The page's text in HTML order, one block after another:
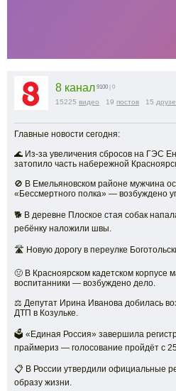
8 канал 9100 | 0
15225 видео 19 постов 15
Главные новости сегодня:
🌊 Из-за увеличения сбросов на ГЭС
затопило часть набережной
🚫 В Емельяновском районе мужчина
«Бессмертного полка» — возбуждено
🐕 В деревне Плоское стая собак
ребёнку наложили швы.
🛣️ Новую дорогу в переулке
🤢 В Красноярском кадетском корпусе
воспитанники — возбуждено дело.
⚖️ Депутат Ирина Иванова добилась
ДТП в Козульке.
🗳️ «Единая Россия» завершила
праймериз — голосование пройдёт с
📋 В России утвердили официальные
образу жизни.